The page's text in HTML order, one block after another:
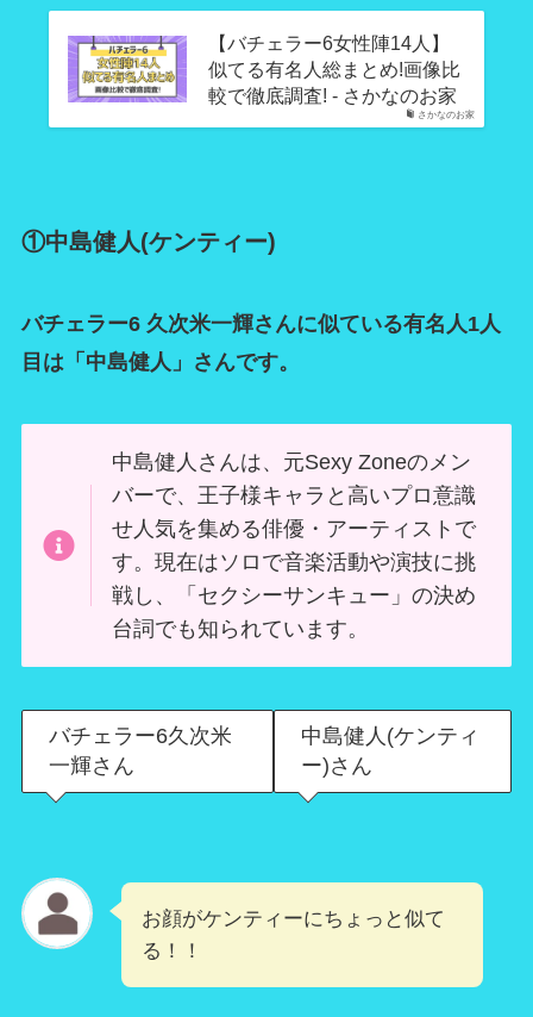
さかなのお家
【バチェラー6女性陣14人】
似てる有名人総まとめ!画像比
較で徹底調査! - さかなのお家
①中島健人(ケンティー)
バチェラー6 久次米一輝さんに似ている有名人1人
目は「中島健人」さんです。
中島健人さんは、元Sexy Zoneのメン
バーで、王子様キャラと高いプロ意識
せ人気を集める俳優・アーティストで
す。現在はソロで音楽活動や演技に挑
戦し、「セクシーサンキュー」の決め
台詞でも知られています。
バチェラー6久次米
一輝さん
中島健人(ケンティ
ー)さん
お顔がケンティーにちょっと似て
る！！